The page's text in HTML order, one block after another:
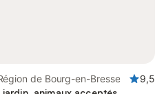
de Bourg-en-Bresse
9,5